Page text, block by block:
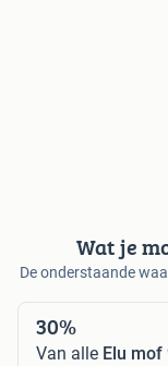
Wat je
De onderstaande
30%
Van alle Elu mof